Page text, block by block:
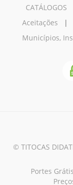
CATÁLOGOS
Aceitações |
Municípios,
© TITOCAS
Portes